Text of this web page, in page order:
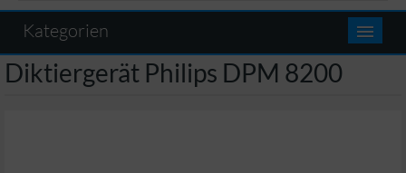
Kategorien
Diktiergerät Philips DPM 8200